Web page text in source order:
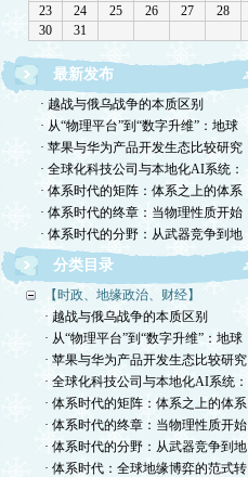
最新发布
· 越战与俄乌战争的本质区别
· 从“物理平台”到“数字升维”：地球
· 苹果与华为产品开发生态比较研究
· 全球化科技公司与本地化AI系统：
· 体系时代的矩阵：体系之上的体系
· 体系时代的终章：当物理性质开始
· 体系时代的分野：从武器竞争到地
分类目录
【时政、地缘政治、财经】
· 越战与俄乌战争的本质区别
· 从“物理平台”到“数字升维”：地球
· 苹果与华为产品开发生态比较研究
· 全球化科技公司与本地化AI系统：
· 体系时代的矩阵：体系之上的体系
· 体系时代的终章：当物理性质开始
· 体系时代的分野：从武器竞争到地
· 体系时代：全球地缘博弈的范式转